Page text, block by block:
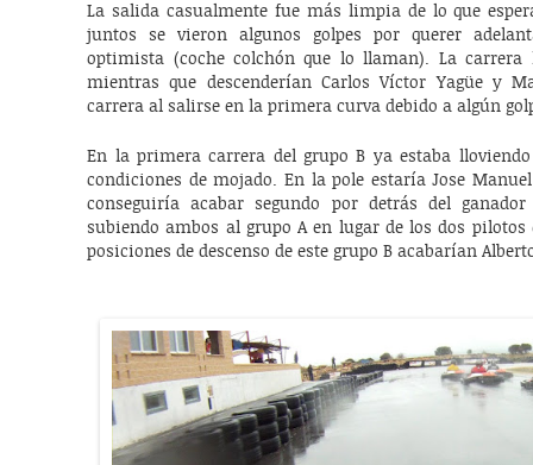
La salida casualmente fue más limpia de lo que
juntos se vieron algunos golpes por querer
optimista (coche colchón que lo llaman). La
mientras que descenderían Carlos Víctor Yagüe y
carrera al salirse en la primera curva debido a algún
En la primera carrera del grupo B ya estaba
condiciones de mojado. En la pole estaría Jose
conseguiría acabar segundo por detrás del
subiendo ambos al grupo A en lugar de los dos pilotos
posiciones de descenso de este grupo B acabarían